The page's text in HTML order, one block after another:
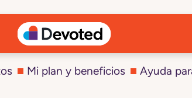
Mi plan y beneficios Ayuda